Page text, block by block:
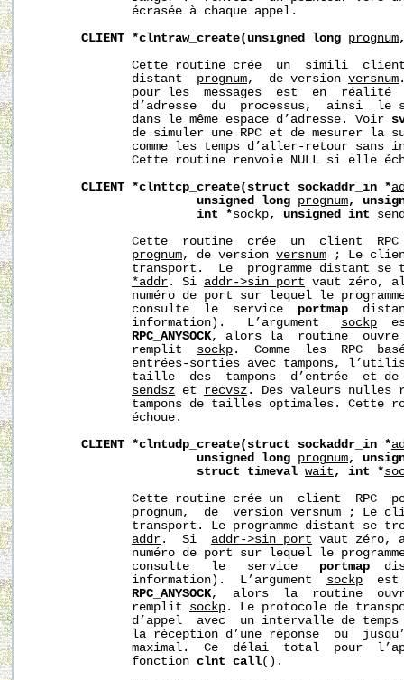
              écrasée à chaque appel.
CLIENT *clntraw_create(unsigned long prognum
Cette routine crée  un  simili
              distant
prognum,  de version versnum
pour les  messages  est  en  réalité
d’adresse  du  processus,  ainsi  le
              dans le même espace d’adresse. Voir
de simuler une RPC et de mesurer la
comme les temps d’aller-retour sans
Cette routine renvoie NULL si elle
CLIENT *clnttcp_create(struct sockaddr_in *
unsigned
long prognum,
int
*sockp, unsigned int
Cette  routine  crée  un  client
prognum, de version versnum ; Le
transport.  Le  programme distant se
*addr . Si addr->sin_port vaut zéro,
numéro de port sur lequel le
              consulte  le  service
portmap
              information).   L’argument
sockp
RPC_ANYSOCK, alors la  routine  ouvre
              remplit
sockp .  Comme  les  RPC
entrées-sorties avec tampons,
taille  des  tampons  d’entrée  et
sendsz et recvsz . Des valeurs nulles
tampons de tailles optimales. Cette
              échoue.
CLIENT *clntudp_create(struct sockaddr_in *
unsigned
long prognum,
struct
timeval wait , int *
Cette routine crée un  client  RPC
prognum,  de  version versnum ; Le
transport. Le programme distant se
addr .  Si addr->sin_port vaut zéro,
numéro de port sur lequel le
              consulte   le   service
portmap
              information).  L’argument
sockp
est
RPC_ANYSOCK,  alors  la  routine
              remplit
sockp . Le protocole de
d’appel  avec  un intervalle de
la réception d’une réponse  ou
maximal.  Ce  délai  total  pour
              fonction
clnt_call().